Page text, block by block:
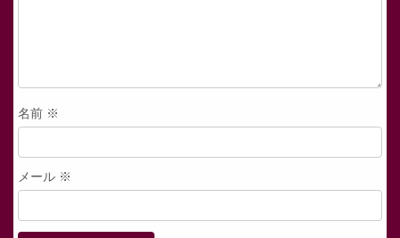
名前 ※
メール ※